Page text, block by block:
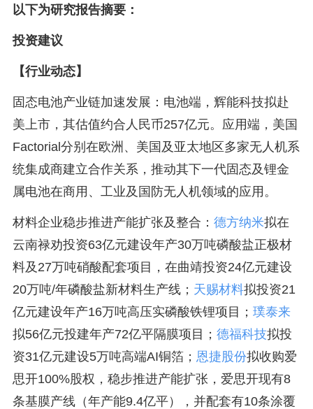
以下为研究报告摘要：
投资建议
【行业动态】
固态电池产业链加速发展：电池端，辉能科技拟赴
美上市，其估值约合人民币257亿元。应用端，美国
Factorial分别在欧洲、美国及亚太地区多家无人机系
统集成商建立合作关系，推动其下一代固态及锂金
属电池在商用、工业及国防无人机领域的应用。
材料企业稳步推进产能扩张及整合： 德方纳米拟在
云南禄劝投资63亿元建设年产30万吨磷酸盐正极材
料及27万吨硝酸配套项目，在曲靖投资24亿元建设
20万吨/年磷酸盐新材料生产线； 天赐材料拟投资21
亿元建设年产16万吨高压实磷酸铁锂项目； 璞泰来
拟56亿元投建年产72亿平隔膜项目； 德福科技拟投
资31亿元建设5万吨高端AI铜箔； 恩捷股份拟收购爱
思开100%股权，稳步推进产能扩张，爱思开现有8
条基膜产线（年产能9.4亿平），并配套有10条涂覆